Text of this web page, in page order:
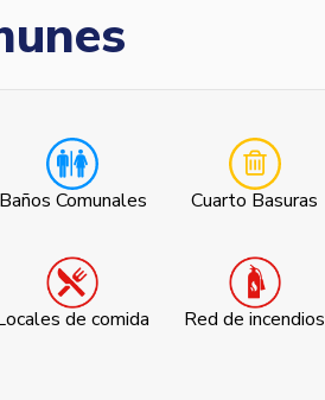
Baños Comunales Cuarto Basuras
de comida Red de incendios